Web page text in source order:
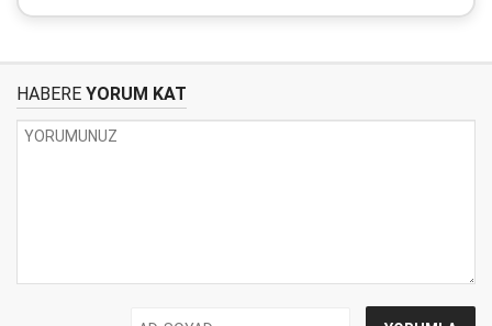
HABERE YORUM KAT